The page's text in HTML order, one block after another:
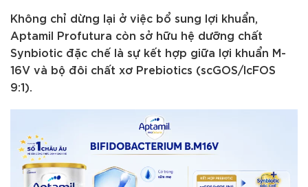
Không chỉ dừng lại ở việc bổ sung lợi khuẩn,
Aptamil Profutura còn sở hữu hệ dưỡng chất
Synbiotic đặc chế là sự kết hợp giữa lợi khuẩn M-
16V và bộ đôi chất xơ Prebiotics (scGOS/lcFOS
9:1).